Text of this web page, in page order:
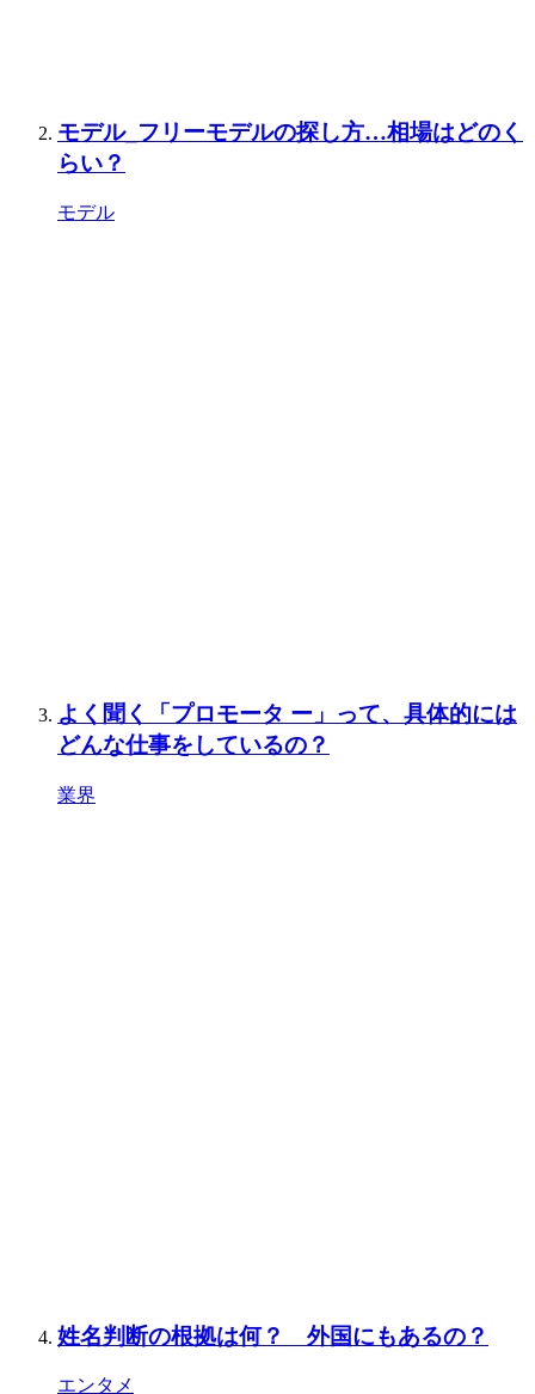
モデル_フリーモデルの探し方…相場はどのく
らい？
モデル
よく聞く「プロモータ ー」って、具体的には
どんな仕事をしているの？
業界
姓名判断の根拠は何？ 外国にもあるの？
エンタメ